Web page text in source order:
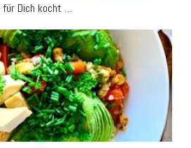
für Dich kocht …
Bowl